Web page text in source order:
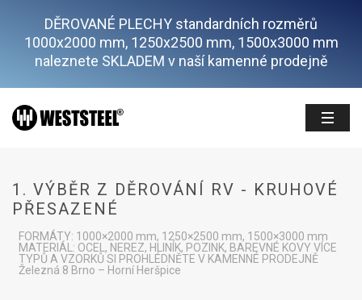
DĚROVANÉ PLECHY standardních rozměrů
1000x2000 mm, 1250x2500 mm, 1500x3000 mm
naleznete SKLADEM v naší kamenné prodejně
1. VÝBĚR Z DĚROVÁNÍ RV - KRUHOVÉ
PŘESAZENÉ
FORMÁTY: 1000×2000 mm, 1250×2500 mm, 1500×3000 mm
MATERIÁL: OCEL, NEREZ, HLINÍK, POZINK, BAREVNÉ KOVY VÍCE
TYPŮ A VZORKŮ SI PROHLÉDNĚTE V KAMENNÉ PRODEJNĚ
Železná 8 Brno – Horní Heršpice